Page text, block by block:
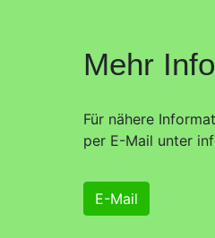
Mehr
Für nähere
per E-Mail unter
E-Mail